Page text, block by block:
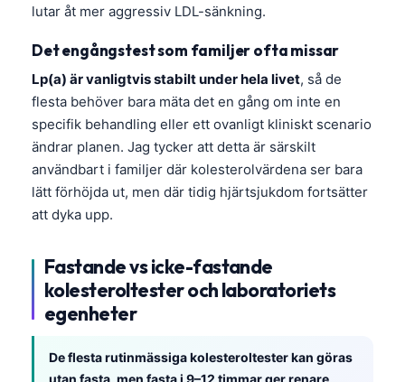
lutar åt mer aggressiv LDL-sänkning.
Det engångstest som familjer ofta missar
Lp(a) är vanligtvis stabilt under hela livet, så de
flesta behöver bara mäta det en gång om inte en
specifik behandling eller ett ovanligt kliniskt scenario
ändrar planen. Jag tycker att detta är särskilt
användbart i familjer där kolesterolvärdena ser bara
lätt förhöjda ut, men där tidig hjärtsjukdom fortsätter
att dyka upp.
Fastande vs icke-fastande
kolesteroltester och laboratoriets
egenheter
De flesta rutinmässiga kolesteroltester kan göras
utan fasta, men fasta i 9–12 timmar ger renare
Български
Dansk
Nederlands
हिन्दी
Bahasa Indonesia
Íslenska
Српски језик
Bosanski
Azərbaycan dili
Eesti
日本語
Čeština